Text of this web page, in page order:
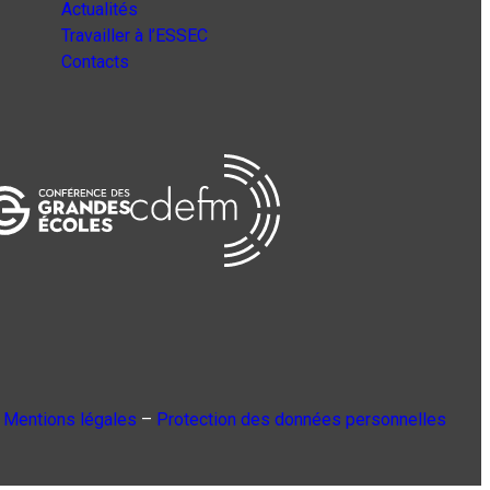
Actualités
Travailler à l’ESSEC
Contacts
Mentions légales – Protection des données personnelles